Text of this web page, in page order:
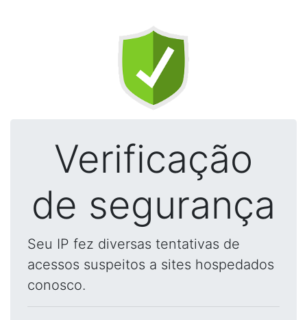
Verificação
de segurança
Seu IP fez diversas tentativas de
acessos suspeitos a sites hospedados
conosco.